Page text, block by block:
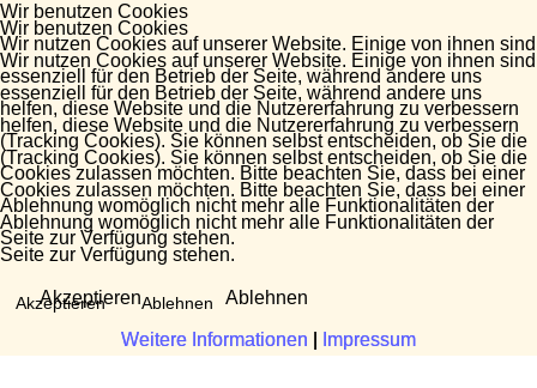
Wir benutzen Cookies
Wir nutzen Cookies auf unserer Website. Einige von ihnen sind
essenziell für den Betrieb der Seite, während andere uns
helfen, diese Website und die Nutzererfahrung zu verbessern
(Tracking Cookies). Sie können selbst entscheiden, ob Sie die
Cookies zulassen möchten. Bitte beachten Sie, dass bei einer
Ablehnung womöglich nicht mehr alle Funktionalitäten der
Seite zur Verfügung stehen.
Akzeptieren Ablehnen
Weitere Informationen Impressum
Wir benutzen Cookies
Wir nutzen Cookies auf unserer Website. Einige von ihnen sind
essenziell für den Betrieb der Seite, während andere uns
helfen, diese Website und die Nutzererfahrung zu verbessern
(Tracking Cookies). Sie können selbst entscheiden, ob Sie die
Cookies zulassen möchten. Bitte beachten Sie, dass bei einer
Ablehnung womöglich nicht mehr alle Funktionalitäten der
Seite zur Verfügung stehen.
Akzeptieren Ablehnen
Weitere Informationen Impressum